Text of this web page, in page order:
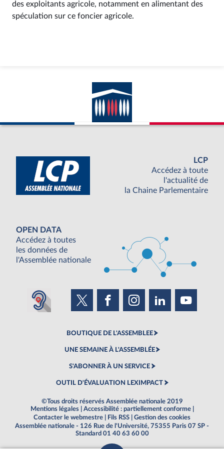
des exploitants agricole, notamment en alimentant des
spéculation sur ce foncier agricole.
LCP
Accédez à toute
l'actualité de
la Chaine Parlementaire
OPEN DATA
Accédez à toutes
les données de
l'Assemblée nationale
BOUTIQUE DE L'ASSEMBLEE
UNE SEMAINE À L'ASSEMBLÉE
S'ABONNER À UN SERVICE
OUTIL D'ÉVALUATION LEXIMPACT
©Tous droits réservés Assemblée nationale 2019
Mentions légales
Accessibilité : partiellement conforme
Contacter le webmestre
Fils RSS
Gestion des cookies
Assemblée nationale - 126 Rue de l'Université, 75355 Paris 07 SP -
Standard 01 40 63 60 00